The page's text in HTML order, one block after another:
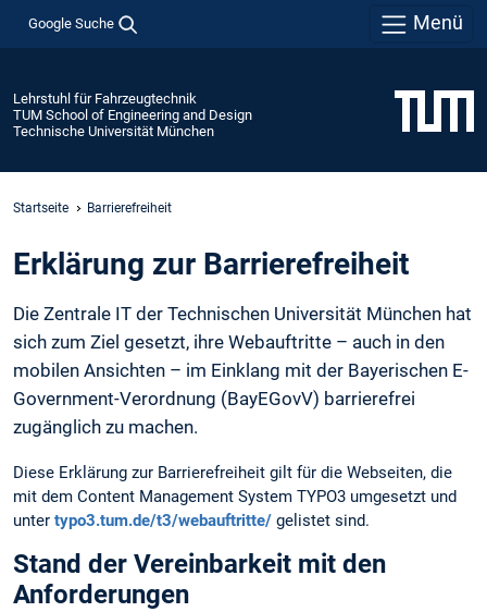
Google Suche Menü
Lehrstuhl für Fahrzeugtechnik
TUM School of Engineering and Design
Technische Universität München
Startseite Barrierefreiheit
Erklärung zur Barrierefreiheit
Die Zentrale IT der Technischen Universität München hat
sich zum Ziel gesetzt, ihre Webauftritte – auch in den
mobilen Ansichten – im Einklang mit der Bayerischen E-
Government-Verordnung (BayEGovV) barrierefrei
zugänglich zu machen.
Diese Erklärung zur Barrierefreiheit gilt für die Webseiten, die
mit dem Content Management System TYPO3 umgesetzt und
unter typo3.tum.de/t3/webauftritte/ gelistet sind.
Stand der Vereinbarkeit mit den
Anforderungen